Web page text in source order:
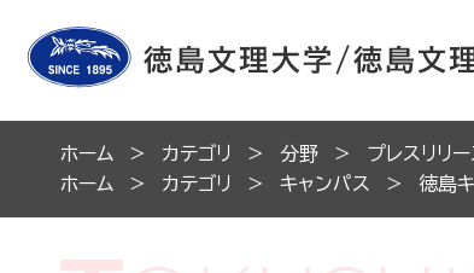
ホーム カテゴリ 分野
プレスリリー
ホーム
カテゴリ キャンパス 徳島